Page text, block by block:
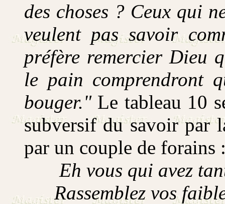
des choses ? Ceux qui
veulent pas savoir
préfère remercier Dieu
le pain comprendront
bouger."Le tableau 10
subversif du savoir par
par un couple de forains
Eh vous qui avez
Rassemblez vos